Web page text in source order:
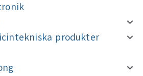
produkter